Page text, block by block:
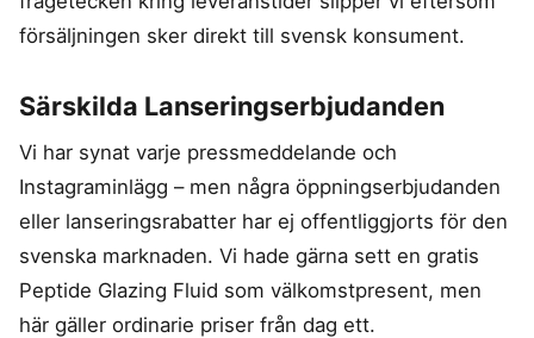
försäljningen sker direkt till svensk konsument.
Särskilda Lanseringserbjudanden
Vi har synat varje pressmeddelande och
Instagraminlägg – men några öppningserbjudanden
eller lanseringsrabatter har ej offentliggjorts för den
svenska marknaden. Vi hade gärna sett en gratis
Peptide Glazing Fluid som välkomstpresent, men
här gäller ordinarie priser från dag ett.